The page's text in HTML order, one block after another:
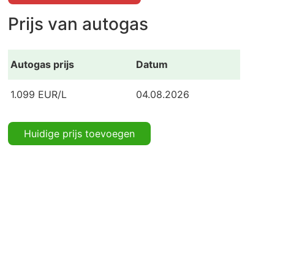
Prijs van autogas
Autogas prijs Datum
1.099 EUR/L 04.08.2026
Huidige prijs toevoegen